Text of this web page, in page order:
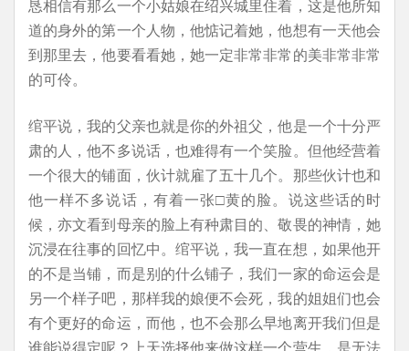
恳相信有那么一个小姑娘在绍兴城里住着，这是他所知
道的身外的第一个人物，他惦记着她，他想有一天他会
到那里去，他要看看她，她一定非常非常的美非常非常
的可伶。
绾平说，我的父亲也就是你的外祖父，他是一个十分严
肃的人，他不多说话，也难得有一个笑脸。但他经营着
一个很大的铺面，伙计就雇了五十几个。那些伙计也和
他一样不多说话，有着一张□黄的脸。说这些话的时
候，亦文看到母亲的脸上有种肃目的、敬畏的神情，她
沉浸在往事的回忆中。绾平说，我一直在想，如果他开
的不是当铺，而是别的什么铺子，我们一家的命运会是
另一个样子吧，那样我的娘便不会死，我的姐姐们也会
有个更好的命运，而他，也不会那么早地离开我们但是